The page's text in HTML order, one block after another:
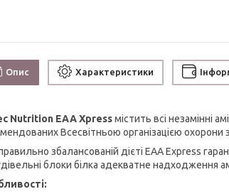
Опис Характеристики
Nutrition EAA Xpressмістить всі незамінні
Всесвітньою організацією охорони
збалансованій дієті EAA Express
блоки білка адекватне надходження